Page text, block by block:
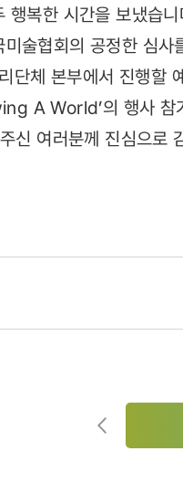
행복한 시간을 보냈습니
술협회의 공정한 심
단체 본부에서 진행할
A World’의 행사 참
신 여러분께 진심으로